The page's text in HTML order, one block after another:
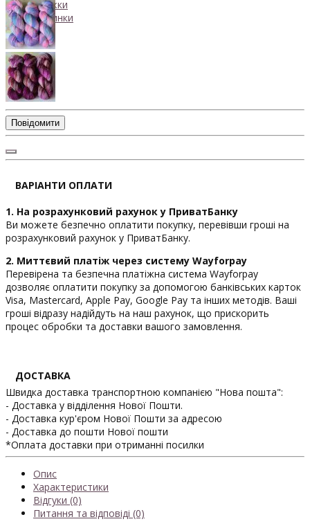
Знижки
Новинки
Повідомити
ВАРІАНТИ ОПЛАТИ
1. На розрахунковий рахунок у ПриватБанку
Ви можете безпечно оплатити покупку, перевівши гроші на
розрахунковий рахунок у ПриватБанку.
2. Миттєвий платіж через систему Wayforpay
Перевірена та безпечна платіжна система Wayforpay
дозволяє оплатити покупку за допомогою банківських карток
Visa, Mastercard, Apple Pay, Google Pay та інших методів. Ваші
гроші відразу надійдуть на наш рахунок, що прискорить
процес обробки та доставки вашого замовлення.
ДОСТАВКА
Швидка доставка транспортною компанією "Нова пошта":
- Доставка у відділення Нової Пошти.
- Доставка кур'єром Нової Пошти за адресою
- Доставка до пошти Нової пошти
*Оплата доставки при отриманні посилки
Опис
Характеристики
Відгуки (0)
Питання та відповіді (0)